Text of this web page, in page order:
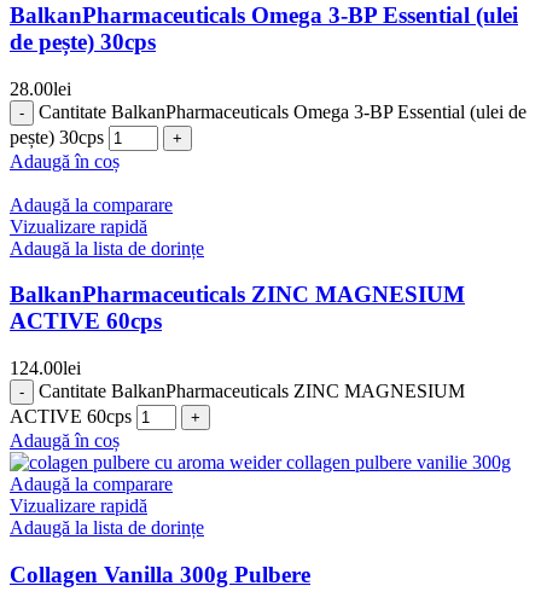
BalkanPharmaceuticals Omega 3-BP Essential (ulei
de pește) 30cps
28.00lei
Cantitate BalkanPharmaceuticals Omega 3-BP Essential (ulei de
pește) 30cps
Adaugă în coș
Adaugă la comparare
Vizualizare rapidă
Adaugă la lista de dorințe
BalkanPharmaceuticals ZINC MAGNESIUM
ACTIVE 60cps
124.00lei
Cantitate BalkanPharmaceuticals ZINC MAGNESIUM
ACTIVE 60cps
Adaugă în coș
Adaugă la comparare
Vizualizare rapidă
Adaugă la lista de dorințe
Collagen Vanilla 300g Pulbere